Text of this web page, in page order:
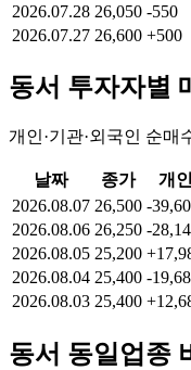
2026.07.28 26,050 -550
2026.07.27 26,600 +500
동서 투자자별
개인·기관·외국인 순매
날짜 종가 개인
2026.08.07 26,500 -
2026.08.06 26,250 -
2026.08.05 25,200
2026.08.04 25,400 -
2026.08.03 25,400
동서 동일업종